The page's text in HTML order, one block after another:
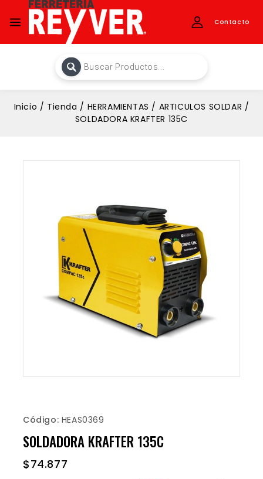
Contacto
Inicio / Tienda / HERRAMIENTAS / ARTICULOS SOLDAR /
SOLDADORA KRAFTER 135C
Código: HEAS0369
SOLDADORA KRAFTER 135C
$74.877